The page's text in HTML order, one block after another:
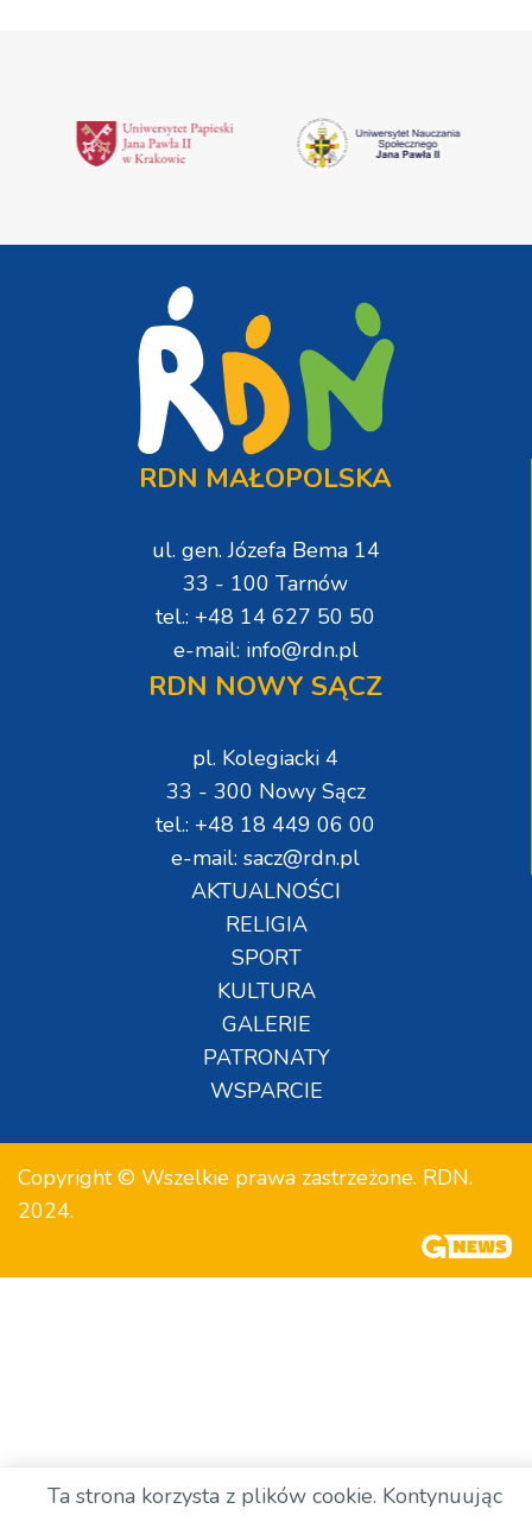
RDN MAŁOPOLSKA
ul. gen. Józefa Bema 14
33 - 100 Tarnów
tel.: +48 14 627 50 50
e-mail: info@rdn.pl
RDN NOWY SĄCZ
pl. Kolegiacki 4
33 - 300 Nowy Sącz
tel.: +48 18 449 06 00
e-mail: sacz@rdn.pl
AKTUALNOŚCI
RELIGIA
SPORT
KULTURA
GALERIE
PATRONATY
WSPARCIE
Copyright © Wszelkie prawa zastrzeżone. RDN.
2024.
Ta strona korzysta z plików cookie. Kontynuując